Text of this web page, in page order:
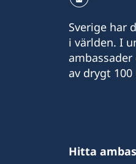
Sverige har
i världen. I
av drygt
Hitta